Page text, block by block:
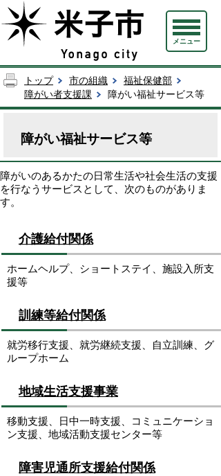
メニュー
トップ 市の組織
福祉保健部
障がい者支援課
障がい福祉サービス等
障がい福祉サービス等
障がいのあるかたの日常生活や社会生活の支援
を行なうサービスとして、次のものがありま
す。
介護給付関係
ホームヘルプ、ショートステイ、施設入所支
援等
訓練等給付関係
就労移行支援、就労継続支援、自立訓練、グ
ループホーム
地域生活支援事業
移動支援、日中一時支援、コミュニケーショ
ン支援、地域活動支援センター等
障害児通所支援給付関係